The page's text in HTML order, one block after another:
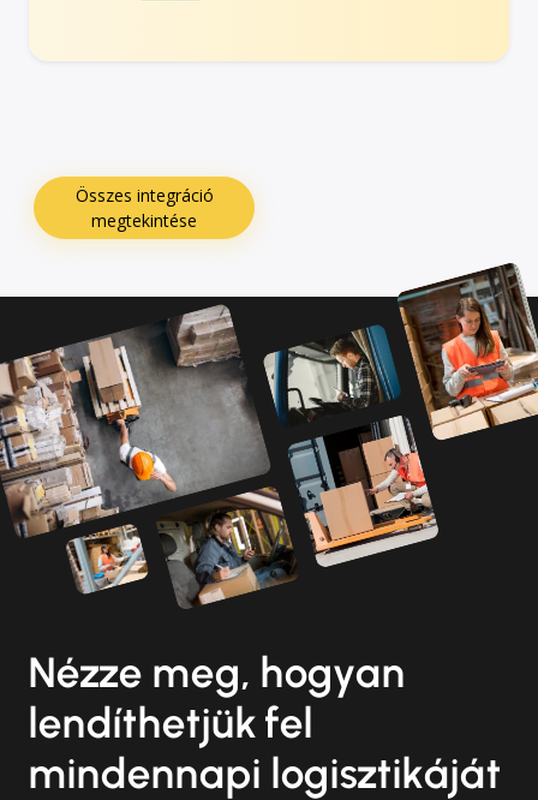
Összes integráció
megtekintése
Nézze meg, hogyan
lendíthetjük fel
mindennapi logisztikáját